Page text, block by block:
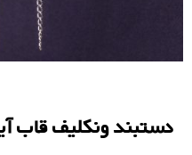
دستبند ونکلیف قاب